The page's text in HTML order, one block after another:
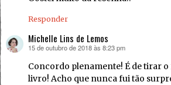
Responder
Michelle Lins de Lemos
disse:
15 de outubro de 2018 às 8:23 pm
Concordo plenamente! É de tirar
livro! Acho que nunca fui tão